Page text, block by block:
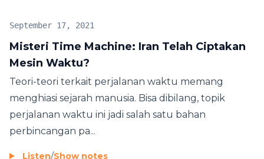
Misteri Time Machine: Iran Telah Ciptakan
Mesin Waktu?
September 17, 2021
Teori-teori terkait perjalanan waktu memang
menghiasi sejarah manusia. Bisa dibilang, topik
perjalanan waktu ini jadi salah satu bahan
perbincangan pa...
Listen/Show notes